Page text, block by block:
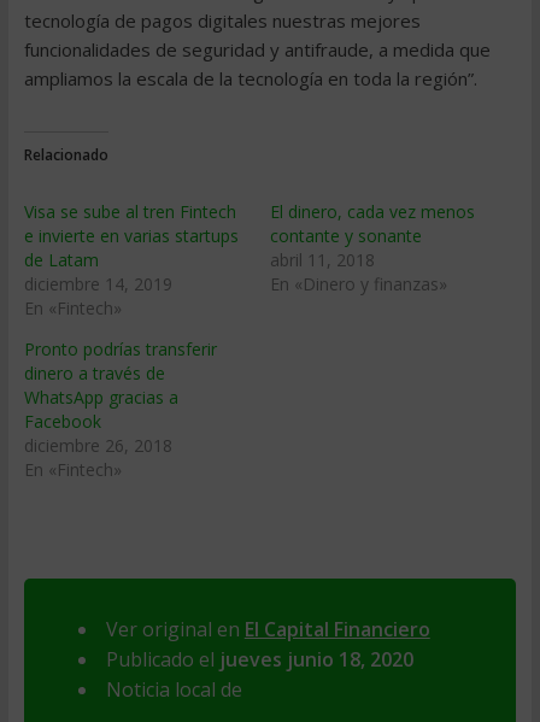
tecnología de pagos digitales nuestras mejores
funcionalidades de seguridad y antifraude, a medida que
ampliamos la escala de la tecnología en toda la región”.
Relacionado
Visa se sube al tren Fintech
e invierte en varias startups
de Latam
diciembre 14, 2019
En «Fintech»
El dinero, cada vez menos
contante y sonante
abril 11, 2018
En «Dinero y finanzas»
Pronto podrías transferir
dinero a través de
WhatsApp gracias a
Facebook
diciembre 26, 2018
En «Fintech»
Ver original en El Capital Financiero
Publicado el jueves junio 18, 2020
Noticia local de